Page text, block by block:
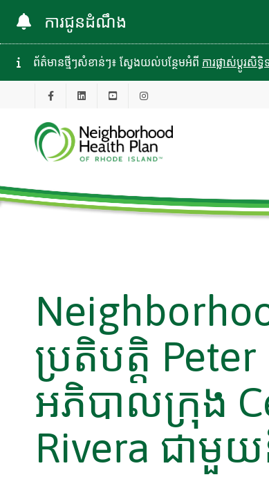
ការជូនដំណឹង
ព័ត៌មានថ្មីៗសំខាន់ៗ៖ ស្វែងយល់បន្ថែមអំពី ការផ្លាស់ប្តូរសិ
ប្រតិបត្តិ
អភិបាលក្រុង
Rivera ជាមួយ